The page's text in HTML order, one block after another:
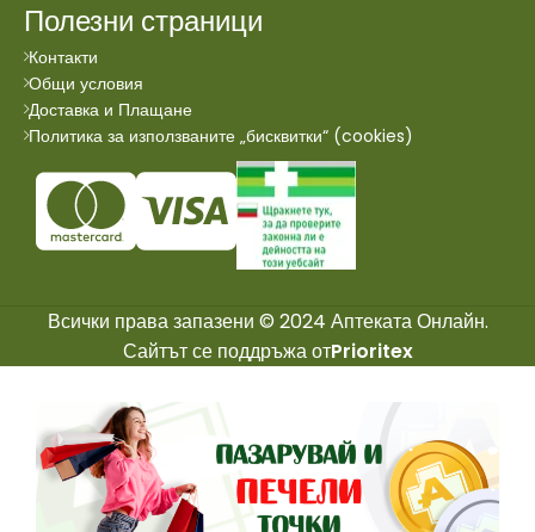
Полезни страници
Контакти
Общи условия
Доставка и Плащане
Политика за използваните „бисквитки“ (cookies)
Всички права запазени © 2024 Аптеката Онлайн.
Сайтът се поддръжа отPrioritex